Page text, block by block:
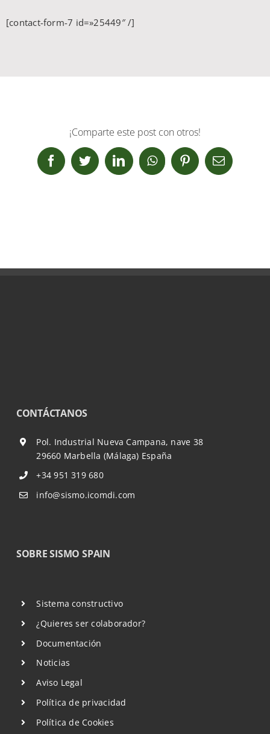
[contact-form-7 id=»25449″ /]
¡Comparte este post con otros!
FacebookTwitterLinkedInWhatsAppPinterestCorreo
SOBRE SISMO SPAIN
Sistema constructivo
¿Quieres ser colaborador?
Documentación
Noticias
Aviso Legal
Política de privacidad
Política de Cookies
CONTÁCTANOS
Pol. Industrial Nueva Campana, nave 38
29660 Marbella (Málaga) España
+34 951 319 680
info@sismo.icomdi.com